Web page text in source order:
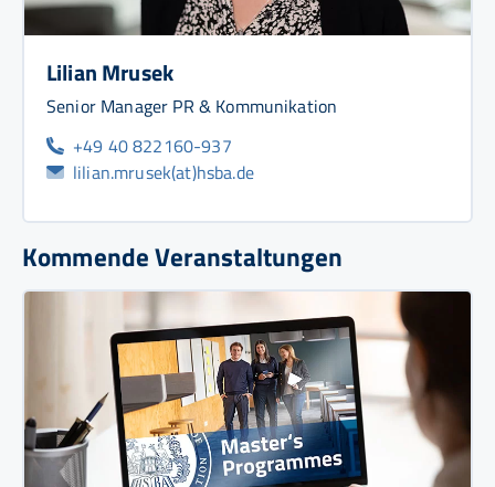
Lilian Mrusek
Senior Manager PR & Kommunikation
+49 40 822160-937
lilian.mrusek(at)hsba.de
Kommende Veranstaltungen